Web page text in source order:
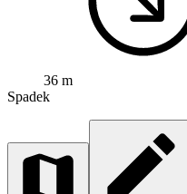
36 m
Spadek